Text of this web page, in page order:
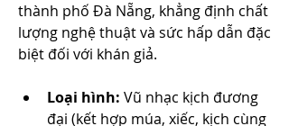
thành phố Đà Nẵng, khẳng định chất
lượng nghệ thuật và sức hấp dẫn đặc
biệt đối với khán giả.
Loại hình: Vũ nhạc kịch đương
đại (kết hợp múa, xiếc, kịch cùng